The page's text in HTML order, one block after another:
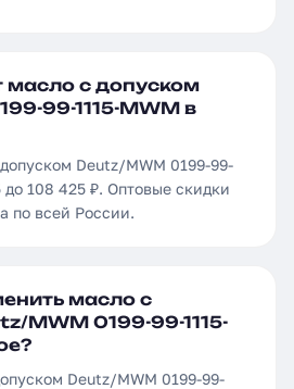
масло с допуском
99-1115-MWM в
Deutz/MWM 0199-99-
до 108 425 ₽. Оптовые скидки
по всей России.
масло с
MWM 0199-99-1115-
Deutz/MWM 0199-99-